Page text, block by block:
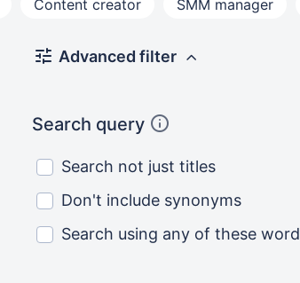
Content creator SMM manager
Advanced filter
Search query
Search not just titles
Don't include synonyms
Search using any of these